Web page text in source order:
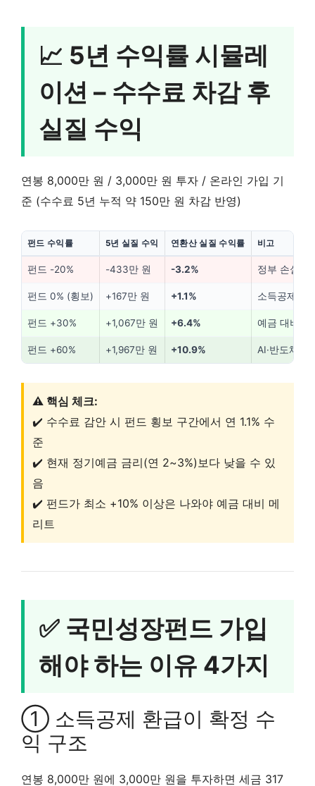
📈 5년 수익률 시뮬레
이션 – 수수료 차감 후
실질 수익
연봉 8,000만 원 / 3,000만 원 투자 / 온라인 가입 기
준 (수수료 5년 누적 약 150만 원 차감 반영)
펀드 수익률 5년 실질 수익 연환산 실질 수익률 비고
펀드 -20% -433만 원 -3.2% 정부 손실
펀드 0% (횡보) +167만 원 +1.1% 소득공제 효
펀드 +30% +1,067만 원 +6.4% 예금 대비
펀드 +60% +1,967만 원 +10.9% AI·반도체
⚠️ 핵심 체크:
✔️ 수수료 감안 시 펀드 횡보 구간에서 연 1.1% 수
준
✔️ 현재 정기예금 금리(연 2~3%)보다 낮을 수 있
음
✔️ 펀드가 최소 +10% 이상은 나와야 예금 대비 메
리트
✅ 국민성장펀드 가입
해야 하는 이유 4가지
① 소득공제 환급이 확정 수
익 구조
연봉 8,000만 원에 3,000만 원을 투자하면 세금 317